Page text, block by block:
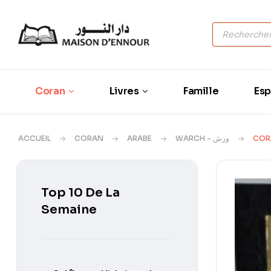
Coran Livres Famille
ACCUEIL CORAN ARABE WARCH - ورش
Top 10 De La
Semaine